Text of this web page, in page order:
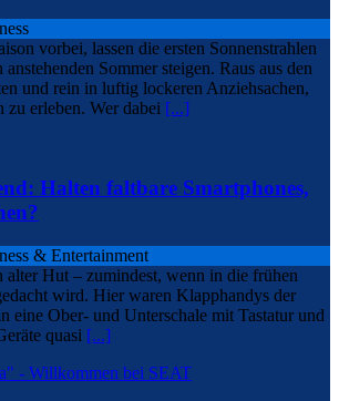
vorbei, lassen die ersten Sonnenstrahlen
Sommer steigen. Raus aus den
und rein in luftig lockeren Anziehsachen,
zu erleben. Wer dabei [...]
Halten faltbare Smartphones,
& Entertainment
alter Hut – zumindest, wenn in die frühen
wird. Hier waren Klapphandys der
eine Ober- und Unterschale mit Tastatur und
quasi [...]